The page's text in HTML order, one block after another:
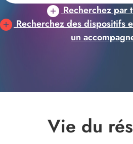
Recherchez par
Recherchez des dispositifs
un
Vie du